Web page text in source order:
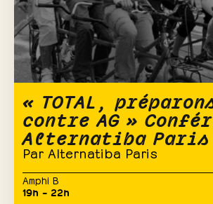
« TOTAL,
contre AG »
Alternatiba Paris
Par Alternatiba Paris
Amphi B
19h – 22h